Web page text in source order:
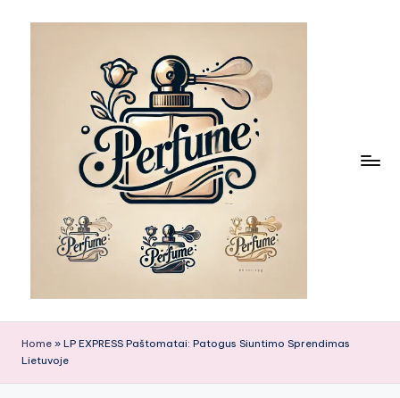
Home » LP EXPRESS Paštomatai: Patogus Siuntimo Sprendimas
Lietuvoje